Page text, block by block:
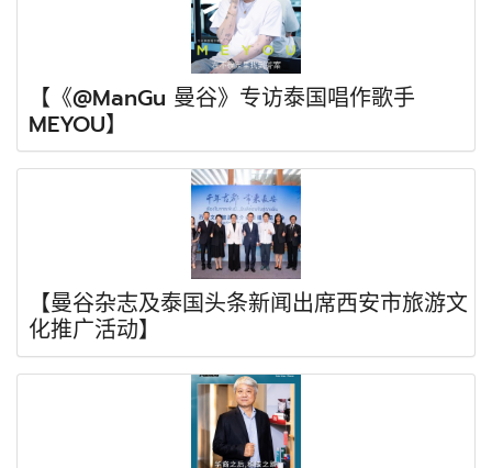
【《@ManGu 曼谷》专访泰国唱作歌手
MEYOU】
【曼谷杂志及泰国头条新闻出席西安市旅游文
化推广活动】